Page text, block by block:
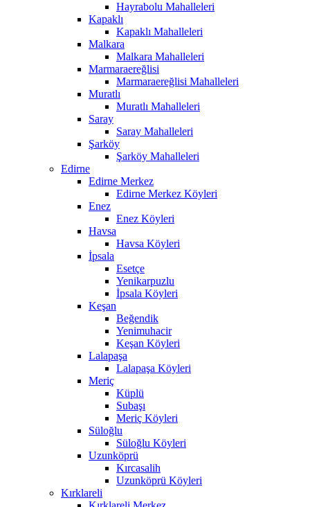
Hayrabolu Mahalleleri
Kapaklı
Kapaklı Mahalleleri
Malkara
Malkara Mahalleleri
Marmaraereğlisi
Marmaraereğlisi Mahalleleri
Muratlı
Muratlı Mahalleleri
Saray
Saray Mahalleleri
Şarköy
Şarköy Mahalleleri
Edirne
Edirne Merkez
Edirne Merkez Köyleri
Enez
Enez Köyleri
Havsa
Havsa Köyleri
İpsala
Esetçe
Yenikarpuzlu
İpsala Köyleri
Keşan
Beğendik
Yenimuhacir
Keşan Köyleri
Lalapaşa
Lalapaşa Köyleri
Meriç
Küplü
Subaşı
Meriç Köyleri
Süloğlu
Süloğlu Köyleri
Uzunköprü
Kırcasalih
Uzunköprü Köyleri
Kırklareli